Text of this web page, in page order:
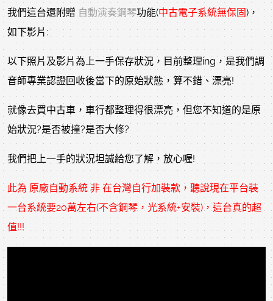
我們這台還附贈自動演奏鋼琴功能(中古電子系統無保固)，
如下影片:
以下照片及影片為上一手保存狀況，目前整理ing，是我們調
音師專業認證回收後當下的原始狀態，算不錯、漂亮!
就像去買中古車，車行都整理得很漂亮，但您不知道的是原
始狀況?是否被撞?是否大修?
我們把上一手的狀況坦誠給您了解，放心喔!
此為 原廠自動系統 非 在台灣自行加裝款，聽說現在平台裝
一台系統要20萬左右(不含鋼琴，光系統+安裝)，這台真的超
值!!!